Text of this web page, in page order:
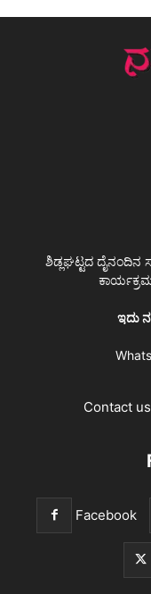
ಶಿಡ್ಲಘಟ್ಟದ ದೈನಂದಿನ
ಇದು
Contact
Facebook